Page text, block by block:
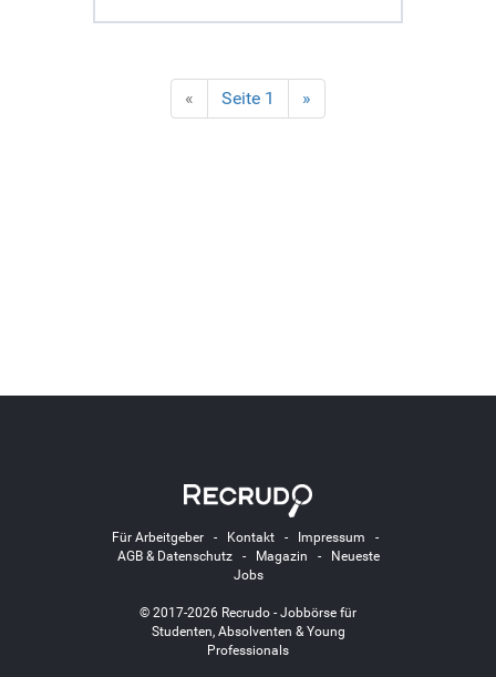
« Seite 1 »
Für Arbeitgeber- Kontakt- Impressum -
AGB & Datenschutz- Magazin -
Neueste
Jobs
© 2017-2026 Recrudo - Jobbörse für
Studenten, Absolventen & Young
Professionals